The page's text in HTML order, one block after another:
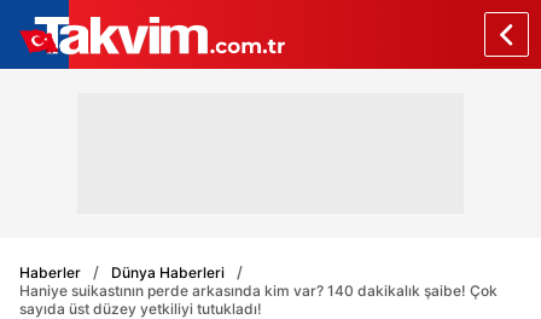
Haberler
Dünya Haberleri
Haniye suikastının perde arkasında kim var? 140 dakikalık şaibe! Çok
sayıda üst düzey yetkiliyi tutukladı!